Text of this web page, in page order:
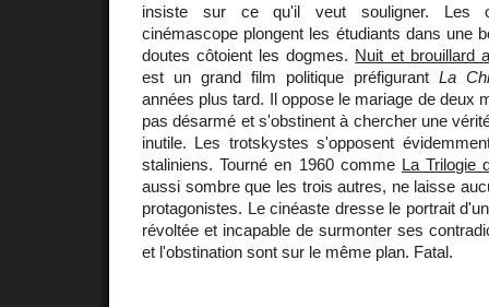
insiste sur ce qu'il veut souligner. Les
cinémascope plongent les étudiants dans une
doutes côtoient les dogmes. Nuit et brouillard
est un grand film politique préfigurant La
années plus tard. Il oppose le mariage de deux
pas désarmé et s'obstinent à chercher une
inutile. Les trotskystes s'opposent
staliniens. Tourné en 1960 comme La Trilogie
aussi sombre que les trois autres, ne laisse
protagonistes. Le cinéaste dresse le portrait
révoltée et incapable de surmonter ses
et l'obstination sont sur le même plan. Fatal.